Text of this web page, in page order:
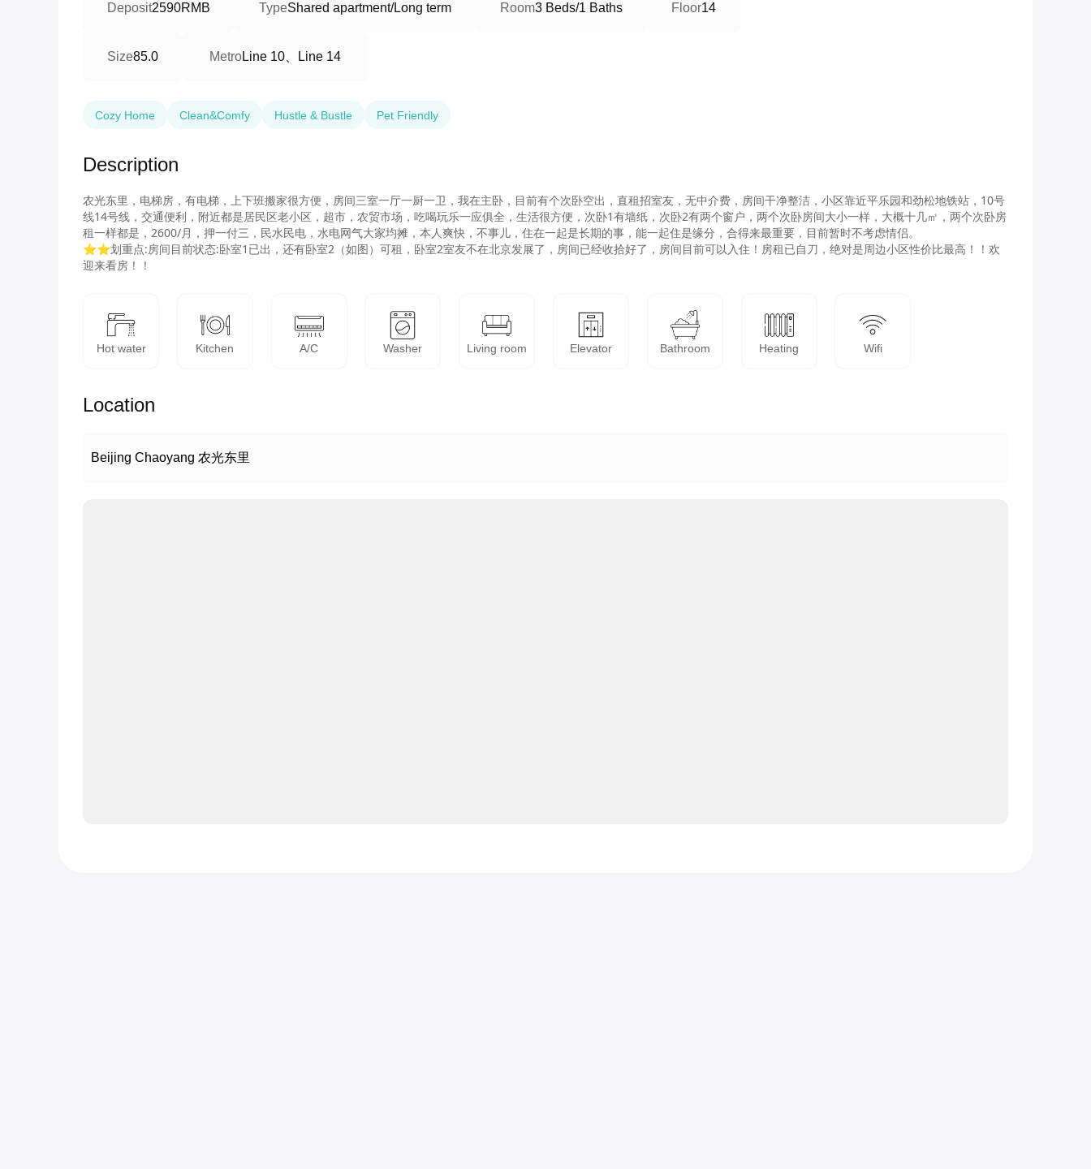
Deposit2590RMB TypeShared apartment/Long term Room3 Beds/1 Baths Floor14
Size85.0 MetroLine 10、Line 14
Cozy Home Clean&Comfy Hustle & Bustle Pet Friendly
Description
农光东里，电梯房，有电梯，上下班搬家很方便，房间三室一厅一厨一卫，我在主卧，目前有个次卧空出，直租招室友，无中介费，房间干净整洁，小区靠近平乐园和劲松地铁站，10号
线14号线，交通便利，附近都是居民区老小区，超市，农贸市场，吃喝玩乐一应俱全，生活很方便，次卧1有墙纸，次卧2有两个窗户，两个次卧房间大小一样，大概十几㎡，两个次卧房
租一样都是，2600/月，押一付三，民水民电，水电网气大家均摊，本人爽快，不事儿，住在一起是长期的事，能一起住是缘分，合得来最重要，目前暂时不考虑情侣。
⭐⭐划重点:房间目前状态:卧室1已出，还有卧室2（如图）可租，卧室2室友不在北京发展了，房间已经收拾好了，房间目前可以入住！房租已自刀，绝对是周边小区性价比最高！！欢
迎来看房！！
Hot water Kitchen A/C Washer Living room Elevator Bathroom Heating Wifi
Location
Beijing Chaoyang 农光东里